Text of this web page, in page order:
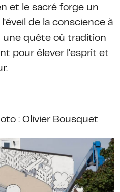
et le sacré forge un
de la conscience à
une quête où tradition
pour élever l'esprit et
: Olivier Bousquet